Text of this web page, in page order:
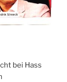
bei Hass